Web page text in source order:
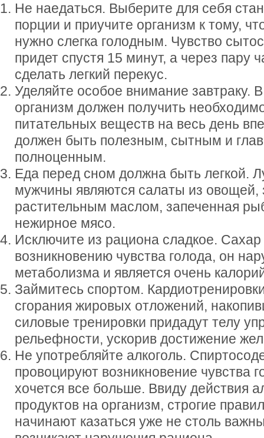
Не наедаться. Выберите для себя
порции и приучите организм к тому,
нужно слегка голодным. Чувство
придет спустя 15 минут, а через пару
сделать легкий перекус.
Уделяйте особое внимание завтраку.
организм должен получить
питательных веществ на весь день
должен быть полезным, сытным и
полноценным.
Еда перед сном должна быть легкой.
мужчины являются салаты из овощей,
растительным маслом, запеченная
нежирное мясо.
Исключите из рациона сладкое. Сахар
возникновению чувства голода, он
метаболизма и является очень
Займитесь спортом.
сгорания жировых отложений,
силовые тренировки придадут телу
рельефности, ускорив достижение
Не употребляйте алкоголь.
провоцируют возникновение чувства
хочется все больше. Ввиду действия
продуктов на организм, строгие
начинают казаться уже не столь